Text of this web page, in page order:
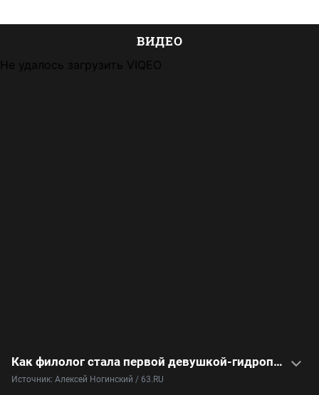
ВИДЕО
Не удалось загрузить VIQEO
Как филолог стала первой девушкой-гидропилотом в России — видео
Источник: Алексей Ногинский / 63.RU